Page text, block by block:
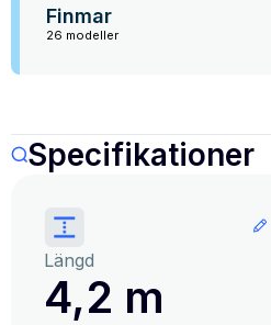
Finmar
26 modeller
Specifikationer
Längd
4,2 m